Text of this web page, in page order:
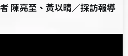
陳亮至、黃以晴／採訪報導